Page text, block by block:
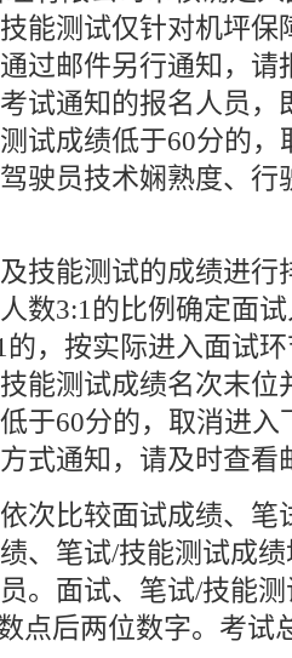
能测试仅针对机坪保
过邮件另行通知，请
试通知的报名人员，
试成绩低于60分的
驶员技术娴熟度、行
技能测试的成绩进行
数3:1的比例确定面
，按实际进入面试
能测试成绩名次末位
于60分的，取消进
式通知，请及时查看
次比较面试成绩、笔
、笔试/技能测试成
。面试、笔试/技能
点后两位数字。考试